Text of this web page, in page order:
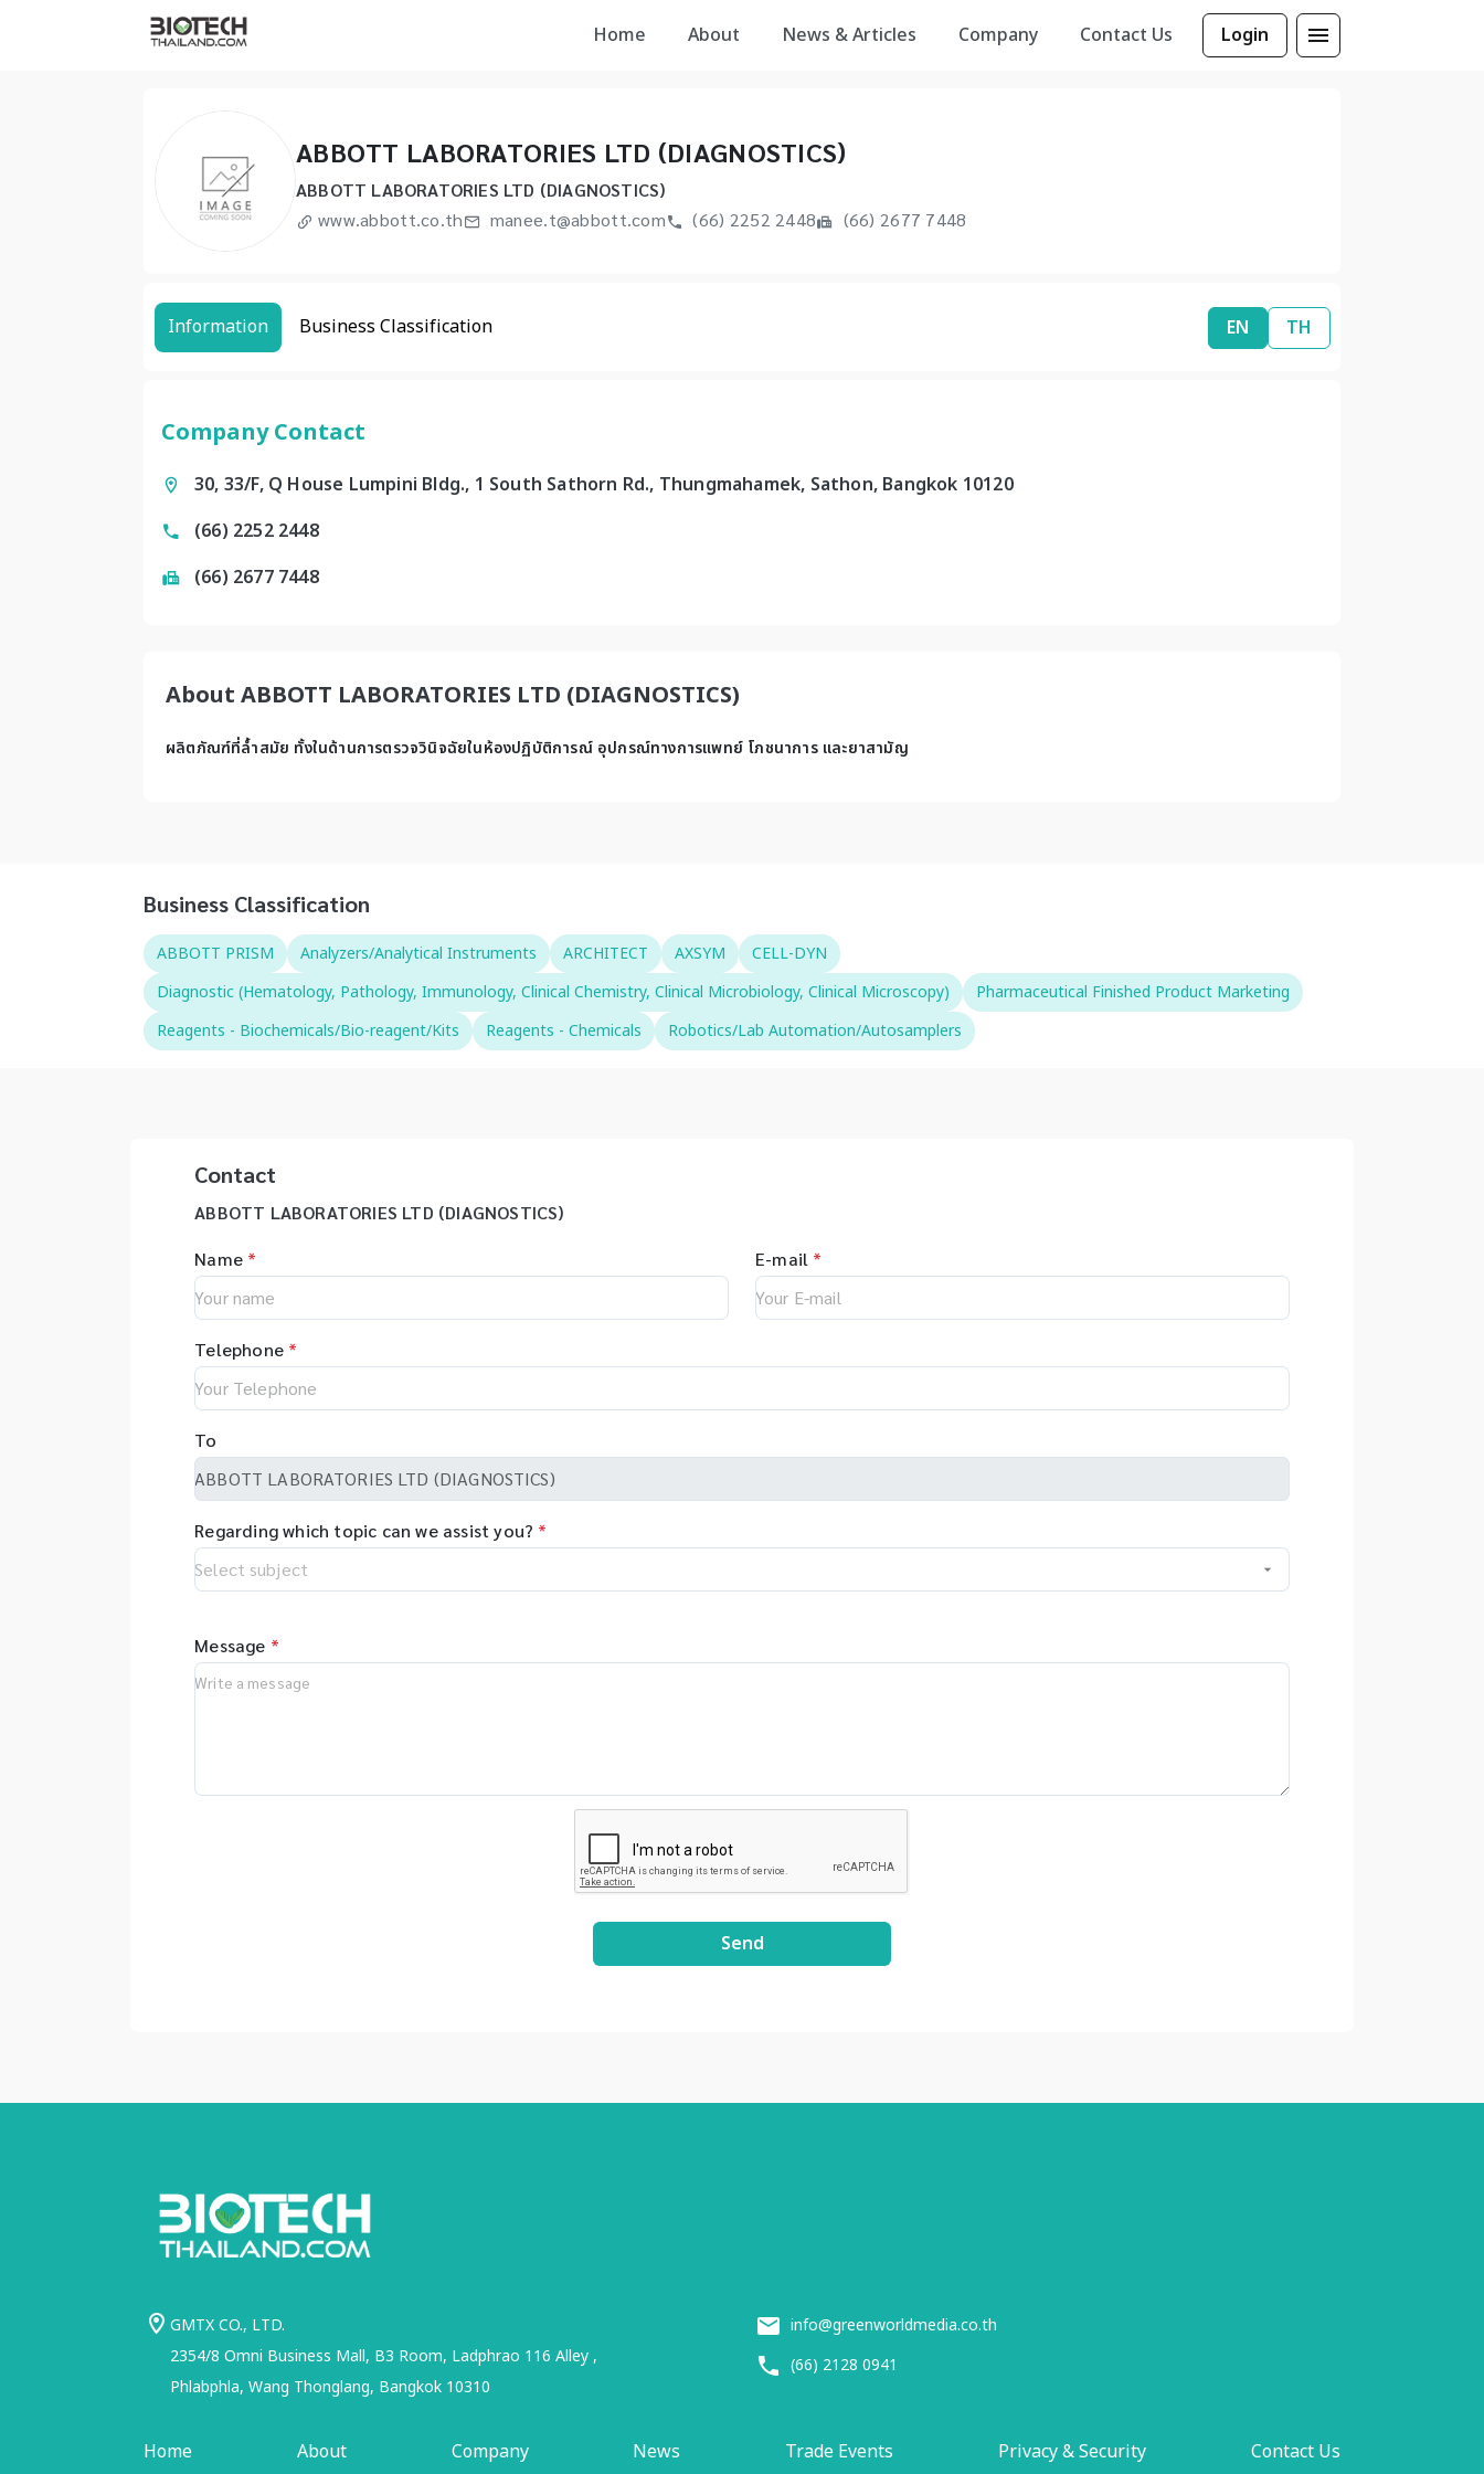
Home About News & Articles Company Contact Us Login
ABBOTT LABORATORIES LTD (DIAGNOSTICS)
ABBOTT LABORATORIES LTD (DIAGNOSTICS)
www.abbott.co.th
manee.t@abbott.com (66) 2252 2448 (66) 2677 7448
Information Business Classification EN TH
Company Contact
30, 33/F, Q House Lumpini Bldg., 1 South Sathorn Rd., Thungmahamek, Sathon, Bangkok 10120
(66) 2252 2448
(66) 2677 7448
About ABBOTT LABORATORIES LTD (DIAGNOSTICS)
ผลิตภัณฑ์ที่ล้ำสมัย ทั้งในด้านการตรวจวินิจฉัยในห้องปฏิบัติการณ์ อุปกรณ์ทางการแพทย์ โภชนาการ และยาสามัญ
Business Classification
ABBOTT PRISM Analyzers/Analytical Instruments ARCHITECT AXSYM
CELL-DYN
Diagnostic (Hematology, Pathology, Immunology, Clinical Chemistry, Clinical Microbiology, Clinical Microscopy)
Pharmaceutical Finished Product Marketing
Reagents - Biochemicals/Bio-reagent/Kits
Reagents - Chemicals Robotics/Lab Automation/Autosamplers
Contact
ABBOTT LABORATORIES LTD (DIAGNOSTICS)
Name * E-mail *
Telephone *
To
Regarding which topic can we assist you? *
Message *
Send
GMTX CO., LTD.
2354/8 Omni Business Mall, B3 Room, Ladphrao 116 Alley ,
Phlabphla, Wang Thonglang, Bangkok 10310
info@greenworldmedia.co.th
(66) 2128 0941
Home About Company News Trade Events Privacy & Security Contact Us